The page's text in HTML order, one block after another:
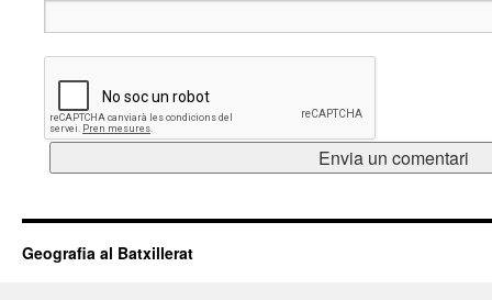
Geografia al Batxillerat